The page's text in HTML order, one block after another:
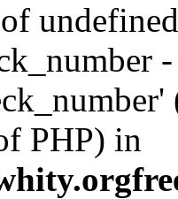
-
PHP) in